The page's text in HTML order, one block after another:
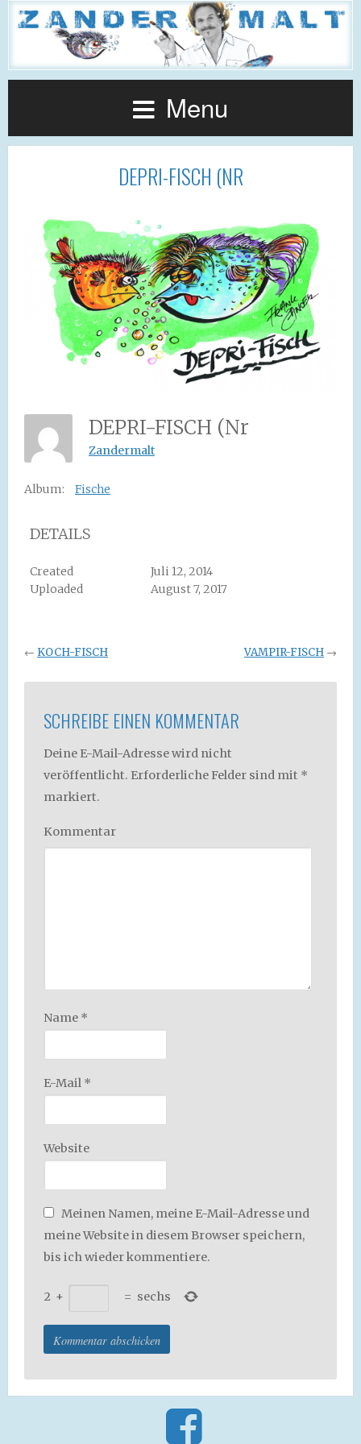
Menu
DEPRI-FISCH (NR
DEPRI-FISCH (Nr
Zandermalt
Album: Fische
DETAILS
Created
Juli 12, 2014
Uploaded
August 7, 2017
← KOCH-FISCH VAMPIR-FISCH →
SCHREIBE EINEN KOMMENTAR
Deine E-Mail-Adresse wird nicht
veröffentlicht. Erforderliche Felder sind mit *
markiert.
Kommentar
Name *
E-Mail *
Website
Meinen Namen, meine E-Mail-Adresse und
meine Website in diesem Browser speichern,
bis ich wieder kommentiere.
2 + = sechs